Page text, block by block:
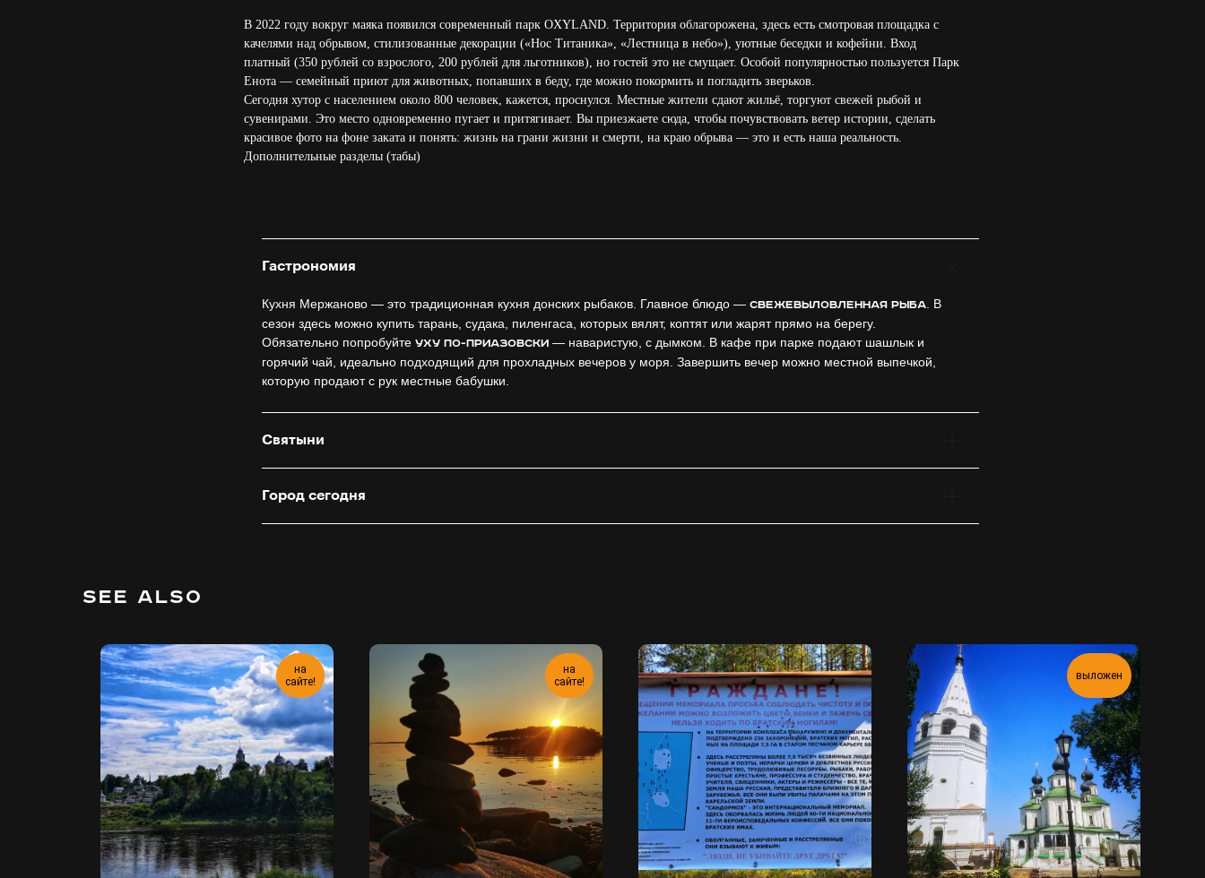
В 2022 году вокруг маяка появился современный парк OXYLAND. Территория облагорожена, здесь есть смотровая площадка с
качелями над обрывом, стилизованные декорации («Нос Титаника», «Лестница в небо»), уютные беседки и кофейни. Вход
платный (350 рублей со взрослого, 200 рублей для льготников), но гостей это не смущает. Особой популярностью пользуется Парк
Енота — семейный приют для животных, попавших в беду, где можно покормить и погладить зверьков.
Сегодня хутор с населением около 800 человек, кажется, проснулся. Местные жители сдают жильё, торгуют свежей рыбой и
сувенирами. Это место одновременно пугает и притягивает. Вы приезжаете сюда, чтобы почувствовать ветер истории, сделать
красивое фото на фоне заката и понять: жизнь на грани жизни и смерти, на краю обрыва — это и есть наша реальность.
Дополнительные разделы (табы)
Гастрономия
Кухня Мержаново — это традиционная кухня донских рыбаков. Главное блюдо — свежевыловленная рыба . В
сезон здесь можно купить тарань, судака, пиленгаса, которых вялят, коптят или жарят прямо на берегу.
Обязательно попробуйте уху по-приазовски — наваристую, с дымком. В кафе при парке подают шашлык и
горячий чай, идеально подходящий для прохладных вечеров у моря. Завершить вечер можно местной выпечкой,
которую продают с рук местные бабушки.
Святыни
Город сегодня
SEE ALSO
на
сайте!
на
сайте!
выложен